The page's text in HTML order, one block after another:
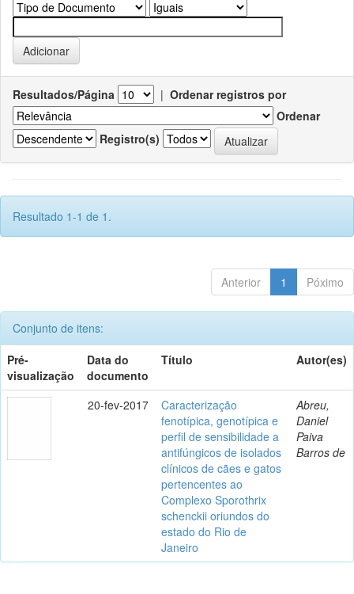
Resultados/Página | Ordenar registros por
Ordenar
Registro(s)
Resultado 1-1 de 1.
Anterior 1 Póximo
Conjunto de itens:
Pré-
visualização
Data do
documento
Título Autor(es)
20-fev-2017
Caracterização
fenotípica, genotípica e
perfil de sensibilidade a
antifúngicos de isolados
clínicos de cães e gatos
pertencentes ao
Complexo Sporothrix
schenckii oriundos do
estado do Rio de
Janeiro
Abreu,
Daniel
Paiva
Barros de